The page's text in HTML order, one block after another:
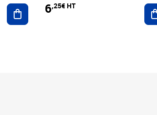
Ajouter au panier
6,25€ HT